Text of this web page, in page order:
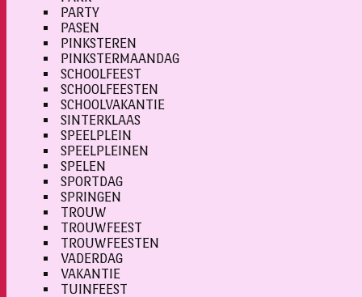
PARTY
PASEN
PINKSTEREN
PINKSTERMAANDAG
SCHOOLFEEST
SCHOOLFEESTEN
SCHOOLVAKANTIE
SINTERKLAAS
SPEELPLEIN
SPEELPLEINEN
SPELEN
SPORTDAG
SPRINGEN
TROUW
TROUWFEEST
TROUWFEESTEN
VADERDAG
VAKANTIE
TUINFEEST